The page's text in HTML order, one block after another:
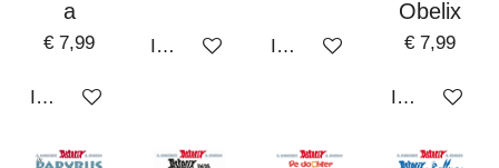
a
€ 7,99
In winkelwagen
In winkelwagenIn winkelwagen
Obelix
€ 7,99
In